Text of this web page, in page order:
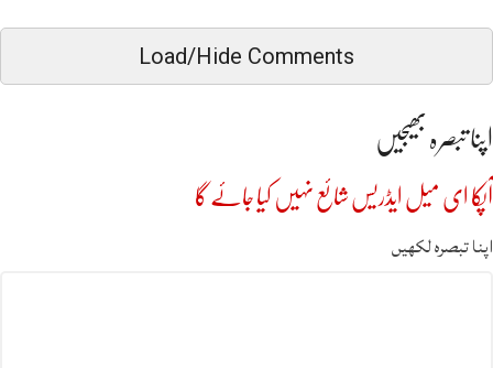
Load/Hide Comments
اپنا تبصرہ بھیجیں
آپکا ای میل ایڈریس شائع نہیں کیا جائے گا
اپنا تبصرہ لکھیں